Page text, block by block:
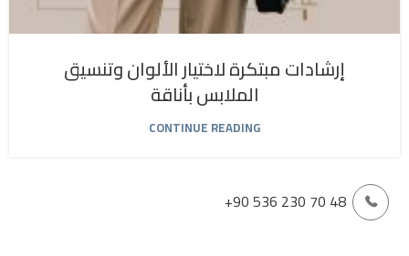
إرشادات مبتكرة لاختيار الألوان وتنسيق
الملابس بأناقة
CONTINUE READING
+90 536 230 70 48